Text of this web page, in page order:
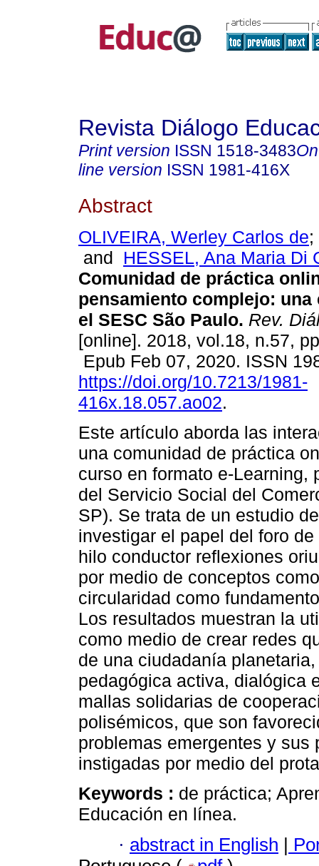
Revista Diálogo
Print version ISSN 1518-3483
line version ISSN 1981-416X
Abstract
OLIVEIRA, Werley Carlos de;
and HESSEL, Ana Maria Di
Comunidad de práctica
pensamiento complejo: una
el SESC São Paulo. Rev.
[online]. 2018, vol.18, n.57,
Epub Feb 07, 2020. ISSN
https://doi.org/10.7213/1981-
416x.18.057.ao02.
Este artículo aborda las
una comunidad de práctica
curso en formato e-
del Servicio Social del
SP). Se trata de un estudio
investigar el papel del foro
hilo conductor reflexiones
por medio de conceptos
circularidad como
Los resultados muestran la
como medio de crear redes
de una ciudadanía
pedagógica activa, dialógica
mallas solidarias de
polisémicos, que son
problemas emergentes y
instigadas por medio del
Keywords : de práctica;
Educación en línea.
· abstract in English |